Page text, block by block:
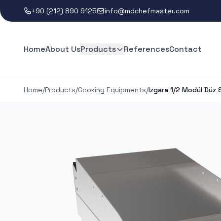
+90 (212) 890 9125 info@mdchefmaster.com
HomeAbout UsProducts ReferencesContact
Home/Products/Cooking Equipments/Izgara 1/2 Modül Düz